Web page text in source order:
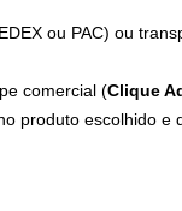
ou PAC) ou
comercial (Clique
produto escolhido